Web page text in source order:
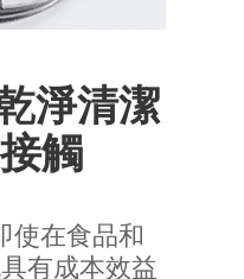
淨清潔
觸
使在食品和
有成本效益